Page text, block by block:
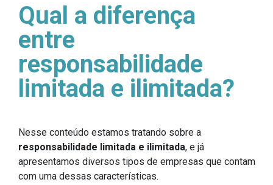
Qual a diferença
entre
responsabilidade
limitada e ilimitada?
Nesse conteúdo estamos tratando sobre a
responsabilidade limitada e ilimitada, e já
apresentamos diversos tipos de empresas que contam
com uma dessas características.